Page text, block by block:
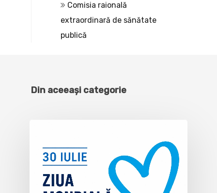
Comisia raională
extraordinară de sănătate
publică
Din aceeași categorie